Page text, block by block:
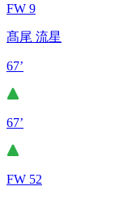
FW 9
髙尾 流星
67’
67’
FW 52